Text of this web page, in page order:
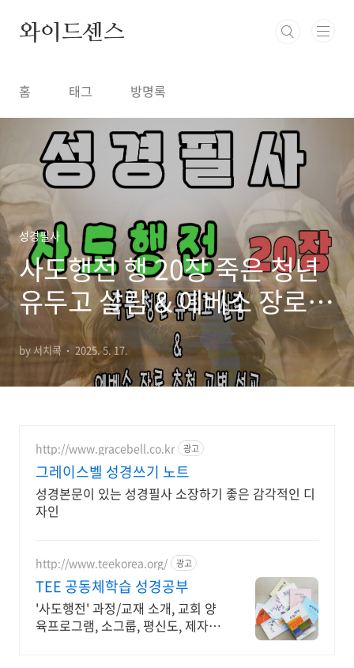
와이드센스
홈 태그 방명록
성경필사
사도행전 행 20장 죽은 청년
유두고 살림 & 에베소 장로
초청 고별 설교
by 서치콕 2025. 5. 17.
http://www.gracebell.co.kr 광고
그레이스벨 성경쓰기 노트
성경본문이 있는 성경필사 소장하기 좋은 감각적인 디
자인
http://www.teekorea.org/ 광고
TEE 공동체학습 성경공부
'사도행전' 과정/교재 소개, 교회 양
육프로그램, 소그룹, 평신도, 제자훈